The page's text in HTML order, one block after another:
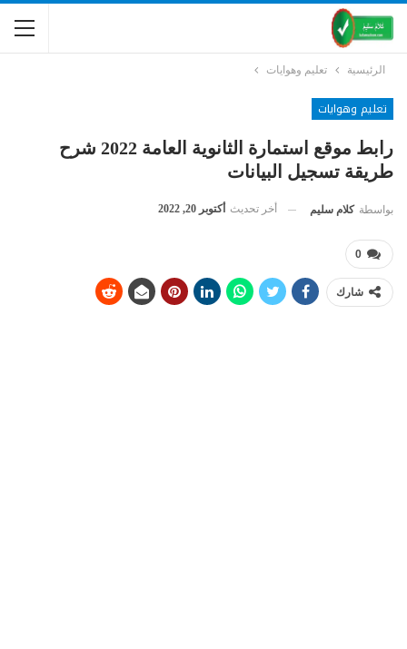
الرئيسية تعليم وهوايات
تعليم وهوايات
رابط موقع استمارة الثانوية العامة 2022 شرح
طريقة تسجيل البيانات
بواسطة كلام سليم أخر تحديث أكتوبر 20, 2022
0
شارك